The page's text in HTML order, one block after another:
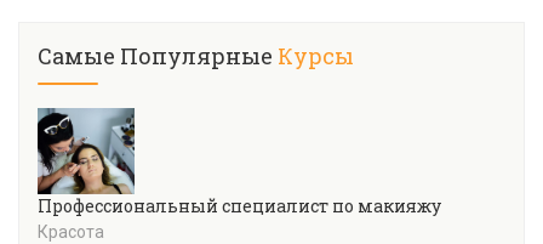
Самые Популярные Курсы
Профессиональный специалист по макияжу
Красота